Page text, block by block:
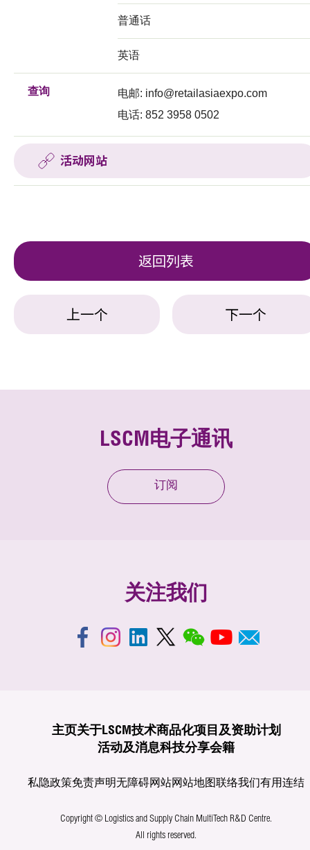
普通话
英语
查询 电邮: info@retailasiaexpo.com
电话: 852 3958 0502
活动网站
返回列表
上一个 下一个
LSCM电子通讯
订阅
关注我们
主页关于LSCM技术商品化项目及资助计划
活动及消息科技分享会籍
私隐政策免责声明无障碍网站网站地图联络我们有用连结
Copyright © Logistics and Supply Chain MultiTech R&D Centre.
All rights reserved.